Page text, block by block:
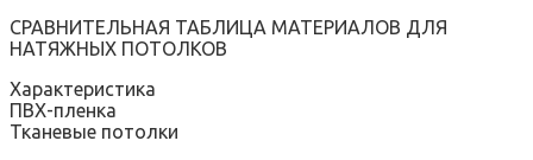
СРАВНИТЕЛЬНАЯ ТАБЛИЦА МАТЕРИАЛОВ ДЛЯ
НАТЯЖНЫХ ПОТОЛКОВ
Характеристика
ПВХ-пленка
Тканевые потолки